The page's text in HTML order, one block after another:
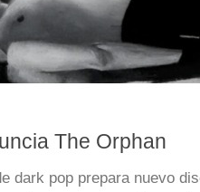
The Orphan
dark pop prepara nuevo